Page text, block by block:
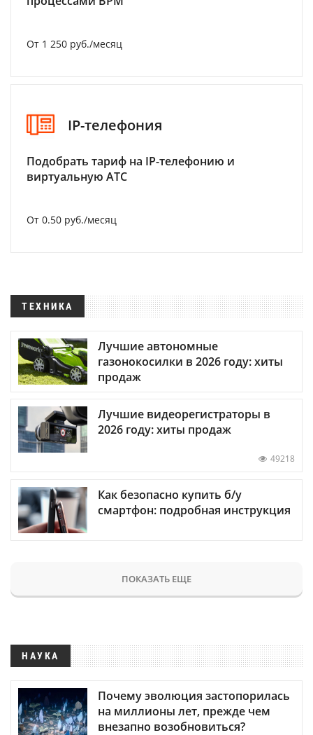
От 1 250 руб./месяц
IP-телефония
Подобрать тариф на IP-телефонию и
виртуальную АТС
От 0.50 руб./месяц
ТЕХНИКА
Лучшие автономные
газонокосилки в 2026 году: хиты
продаж
Лучшие видеорегистраторы в
2026 году: хиты продаж
49218
Как безопасно купить б/у
смартфон: подробная инструкция
ПОКАЗАТЬ ЕЩЕ
НАУКА
Почему эволюция застопорилась
на миллионы лет, прежде чем
внезапно возобновиться?